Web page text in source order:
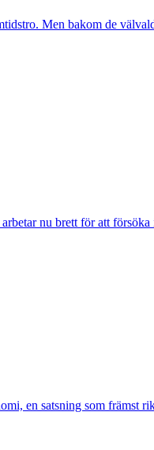
Men bakom de
nu brett för att försöka
en satsning som främst